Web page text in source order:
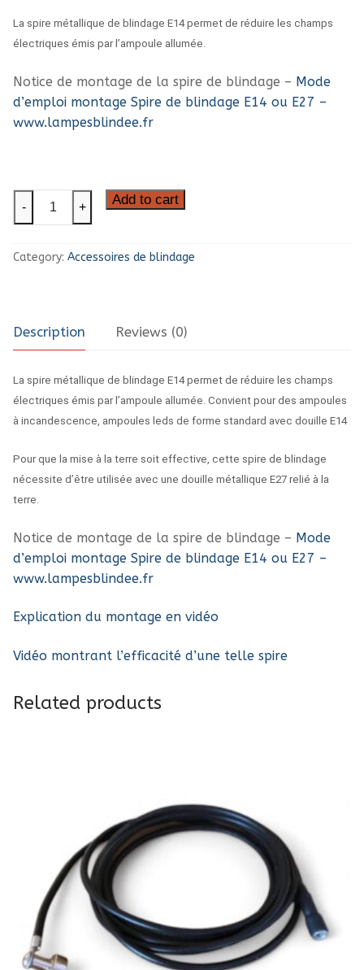
La spire métallique de blindage E14 permet de réduire les champs
électriques émis par l’ampoule allumée.
Notice de montage de la spire de blindage – Mode
d’emploi montage Spire de blindage E14 ou E27 –
www.lampesblindee.fr
de
pour
- + Add to cart
Category: Accessoires de blindage
Description Reviews (0)
La spire métallique de blindage E14 permet de réduire les champs
électriques émis par l’ampoule allumée. Convient pour des ampoules
à incandescence, ampoules leds de forme standard avec douille E14
Pour que la mise à la terre soit effective, cette spire de blindage
nécessite d’être utilisée avec une douille métallique E27 relié à la
terre.
Notice de montage de la spire de blindage – Mode
d’emploi montage Spire de blindage E14 ou E27 –
www.lampesblindee.fr
Explication du montage en vidéo
Vidéo montrant l’efficacité d’une telle spire
Related products